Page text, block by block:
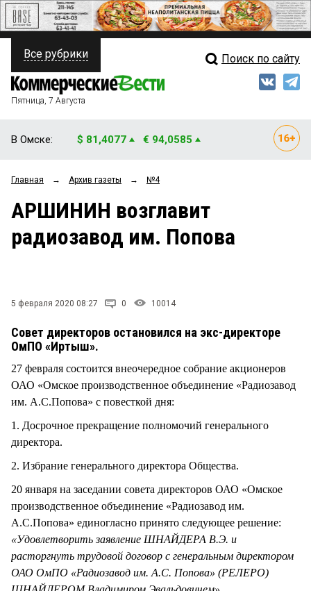
ПОЛИТИКА
ФИНАНСЫ
ОБЩЕСТВО
ЗАКОН
НОВОСТИ КОМПАНИЙ
СТИЛЬ ЖИЗНИ
Свежий выпуск
Рейтинги
Блоги
Все рубрики Поиск по сайту
Пятница, 7 Августа
В Омске: $ 81,4077 € 94,0585
Главная → Архив газеты → №4
АРШИНИН возглавит
радиозавод им. Попова
5 февраля 2020 08:27 0 10014
Совет директоров остановился на экс-директоре
ОмПО «Иртыш».
27 февраля состоится внеочередное собрание акционеров
ОАО «Омское производственное объединение «Радиозавод
им. А.С.Попова» с повесткой дня:
1. Досрочное прекращение полномочий генерального
директора.
2. Избрание генерального директора Общества.
20 января на заседании совета директоров ОАО «Омское
производственное объединение «Радиозавод им.
А.С.Попова» единогласно принято следующее решение:
«Удовлетворить заявление ШНАЙДЕРА В.Э. и
расторгнуть трудовой договор с генеральным директором
ОАО ОмПО «Радиозавод им. А.С. Попова» (РЕЛЕРО)